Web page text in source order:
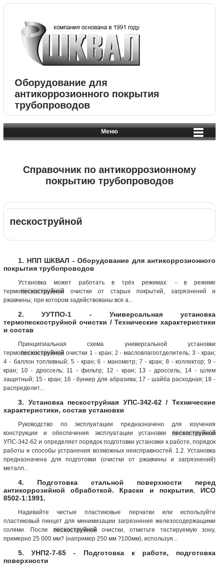
Оборудование для
антикоррозионного покрытия
трубопроводов
Меню
Справочник по антикоррозионному
покрытию трубопроводов
пескоструйной
1. НПП ШКВАЛ - Оборудование для антикоррозионного
покрытия трубопроводов
Установка может работать в трёх режимах: - в режиме
термопескоструйной очистки от старых покрытий, загрязнений и
ржавчины, при котором задействованы все а...
2. УУТПО-1 - Универсальная установка
термопескоструйной очистки / Технические характеристики
и состав
Принципиальная схема универсальной установки
термопескоструйной очистки 1 - кран; 2 - масловлагоотделитель; 3 - кран;
4 - баллон топливный; 5 - кран; 6 - манометр; 7 - кран; 8 - коллектор; 9 -
кран; 10 - дроссель; 11 - фильтр; 12 - кран; 13 - дроссель; 14 - шлем
защитный; 15 - кран; 16 - бункер для абразива; 17 - шайба расходная; 18 -
распределит...
3. Установка пескоструйная УПС-342-62 / Технические
характеристики, состав установки
Руководство по эксплуатации предназначено для изучения
конструкции и обеспечения эксплуатации установки пескоструйной
УПС-342-62 и определяет порядок подготовки установки к работе, порядок
работы и способы устранения возможных неисправностей. 1.2. Установка
предназначена для подготовки (очистки от ржавчины и загрязнений)
металл...
4. Подготовка стальной поверхности перед
антикоррозийной обработкой. Краски и покрытия. ИСО
8502-1:1991.
Надевайте чистые пластиковые перчатки или используйте
пластиковый пинцет для минимизации загрязнения железосодержащими
солями. После пескоструйнойочистки, отметьте тестируемую зону,
примерно 25 000 мм? (например 250 мм ?100мм), используя...
5. УНП2-7-65 - Подготовка к работе, подготовка
поверхности